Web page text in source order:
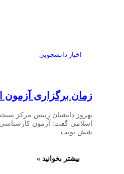
اخبار دانشجویی
زمان برگزاری آزمون
بهروز دانشيان رييس مركز
شش نوبت…
بیشتر بخوانید »